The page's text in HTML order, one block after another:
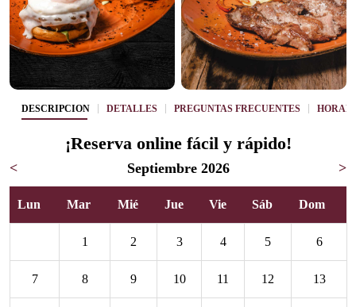
DESCRIPCIÓN DETALLES PREGUNTAS FRECUENTES
¡Reserva online fácil y rápido!
< Septiembre 2026 >
Lun Mar Mié Jue Vie Sáb Dom
1 2 3 4 5 6
7 8 9 10 11 12 13